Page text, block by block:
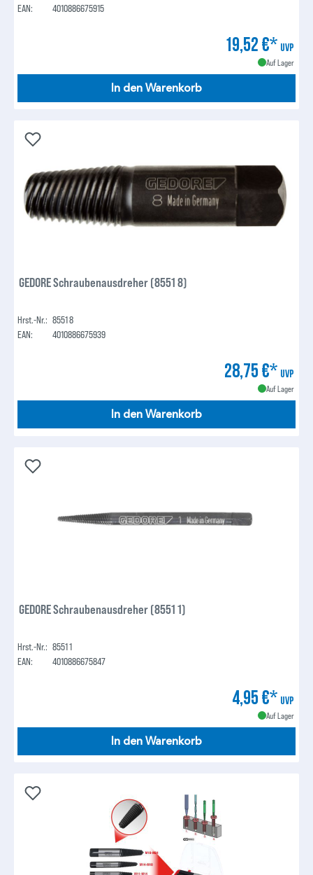
EAN:
4010886675915
19,52 €* UVP
Auf Lager
In den Warenkorb
GEDORE Schraubenausdreher (8551 8)
Hrst.-Nr.: 8551 8
EAN:
4010886675939
28,75 €* UVP
Auf Lager
In den Warenkorb
GEDORE Schraubenausdreher (8551 1)
Hrst.-Nr.: 8551 1
EAN:
4010886675847
4,95 €* UVP
Auf Lager
In den Warenkorb